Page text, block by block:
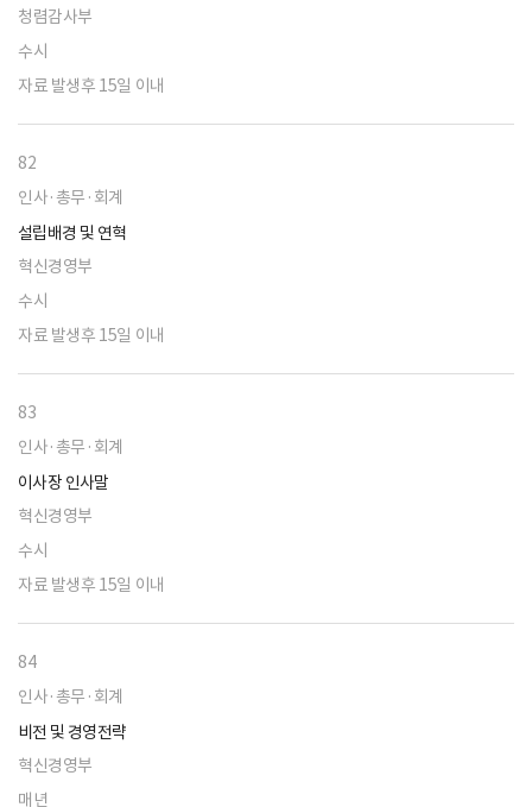
청렴감사부
수시
자료 발생후 15일 이내
82
인사·총무·회계
설립배경 및 연혁
혁신경영부
수시
자료 발생후 15일 이내
83
인사·총무·회계
이사장 인사말
혁신경영부
수시
자료 발생후 15일 이내
84
인사·총무·회계
비전 및 경영전략
혁신경영부
매년